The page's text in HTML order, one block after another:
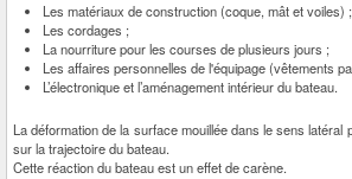
Les matériaux de construction (coque, mât et voiles) ;
Les cordages ;
La nourriture pour les courses de plusieurs jours ;
Les affaires personnelles de l'équipage (vêtements
L’électronique et l’aménagement intérieur du bateau.
La déformation de la surface mouillée dans le sens latéral
sur la trajectoire du bateau.
Cette réaction du bateau est un effet de carène.